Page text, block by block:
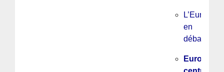
L’Europe
en
débats
Europe